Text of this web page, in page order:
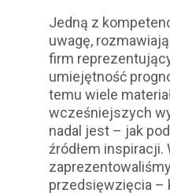
Jedną z
uwagę,
firm
umiejętność
temu wiele
wcześniejszych
nadal jest – jak
źródłem
przedsięwzięcia –